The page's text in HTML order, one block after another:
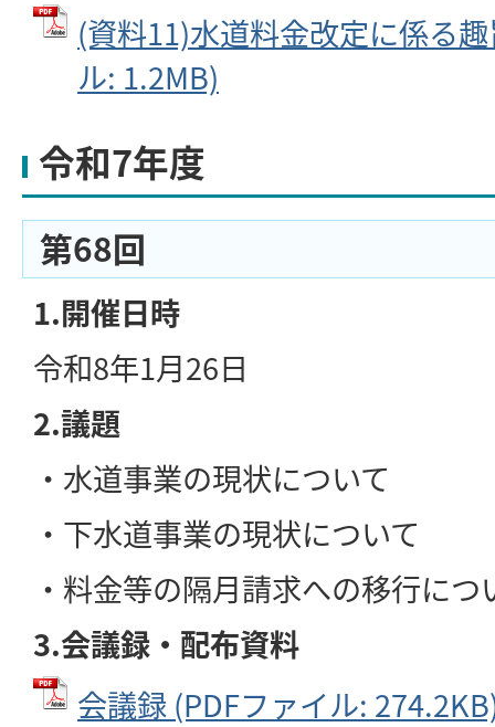
(資料11)水道料金改定に係る
ル: 1.2MB)
令和7年度
第68回
1.開催日時
令和8年1月26日
2.議題
・水道事業の現状について
・下水道事業の現状について
・料金等の隔月請求への移行につ
3.会議録・配布資料
会議録 (PDFファイル: